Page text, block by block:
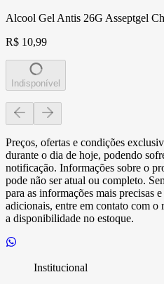
Alcool Gel Antis 26G Asseptgel
R$ 10,99
Indisponível
Preços, ofertas e condições
durante o dia de hoje, podendo
notificação. Informações sobre o
pode não ser atual ou completo.
para as informações mais precisas
adicionais, entre em contato com
a disponibilidade no estoque.
Institucional